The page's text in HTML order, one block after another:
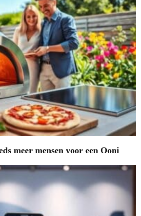
meer mensen voor een Ooni